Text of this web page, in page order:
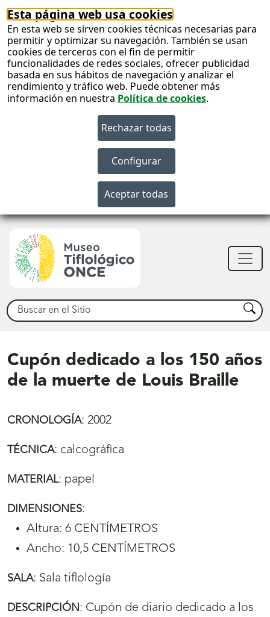
Esta página web usa cookies
En esta web se sirven cookies técnicas necesarias para
permitir y optimizar su navegación. También se usan
cookies de terceros con el fin de permitir
funcionalidades de redes sociales, ofrecer publicidad
basada en sus hábitos de navegación y analizar el
rendimiento y tráfico web. Puede obtener más
información en nuestra Política de cookies.
Buscar Buscar
Cupón dedicado a los 150 años
de la muerte de Louis Braille
CRONOLOGÍA: 2002
TÉCNICA: calcográfica
MATERIAL: papel
DIMENSIONES:
Altura: 6 CENTÍMETROS
Ancho: 10,5 CENTÍMETROS
SALA: Sala tiflología
DESCRIPCIÓN: Cupón de diario dedicado a los